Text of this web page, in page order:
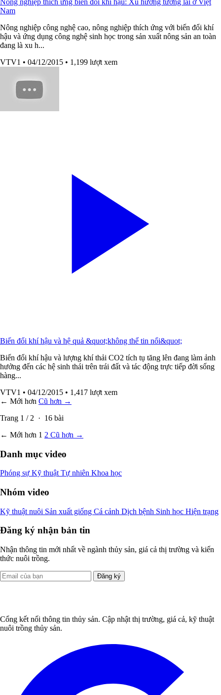
Nam
Nông nghiệp công nghệ cao, nông nghiệp thích ứng với biến đổi khí
hậu và ứng dụng công nghệ sinh học trong sản xuất nông sản an toàn
đang là xu h...
VTV1 • 04/12/2015 • 1,199 lượt xem
Biến đổi khí hậu và hệ quả &quot;không thể tin nổi&quot;
Biến đổi khí hậu và lượng khí thải CO2 tích tụ tăng lên đang làm ảnh
hưởng đến các hệ sinh thái trên trái đất và tác động trực tiếp đời sống
hàng...
VTV1 • 04/12/2015 • 1,417 lượt xem
← Mới hơn Cũ hơn →
Trang 1 / 2 · 16 bài
← Mới hơn 1 2 Cũ hơn →
Danh mục video
Phóng sự Kỹ thuật Tự nhiên Khoa học
Nhóm video
Kỹ thuật nuôi Sản xuất giống Cá cảnh Dịch bệnh Sinh học Hiện trạng
Đăng ký nhận bản tin
Nhận thông tin mới nhất về ngành thủy sản, giá cả thị trường và kiến
thức nuôi trồng.
Đăng ký
Cổng kết nối thông tin thủy sản. Cập nhật thị trường, giá cả, kỹ thuật
nuôi trồng thủy sản.